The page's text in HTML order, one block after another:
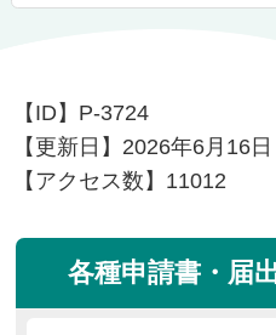
【ID】 P-3724
【更新日】 2026年6月16日
【アクセス数】 11012
各種申請書・届